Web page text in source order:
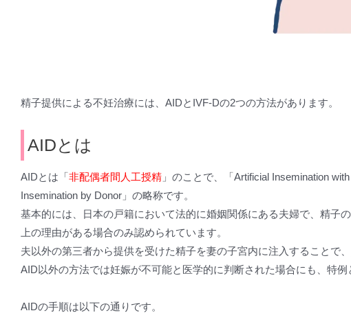
精子提供による不妊治療には、AIDとIVF-Dの2つの方法があります。
AIDとは
AIDとは「非配偶者間人工授精 」のことで、「Artificial Insemination
Insemination by Donor」の略称です。
基本的には、日本の戸籍において法的に婚姻関係にある夫婦で、精子
上の理由がある場合のみ認められています。
夫以外の第三者から提供を受けた精子を妻の子宮内に注入することで、
AID以外の方法では妊娠が不可能と医学的に判断された場合にも、特例
AIDの手順は以下の通りです。